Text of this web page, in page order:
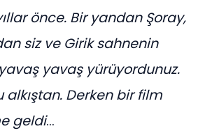
önce. Bir yandan Şoray,
siz ve Girik sahnenin
yavaş yürüyordunuz.
alkıştan. Derken bir film
geldi…